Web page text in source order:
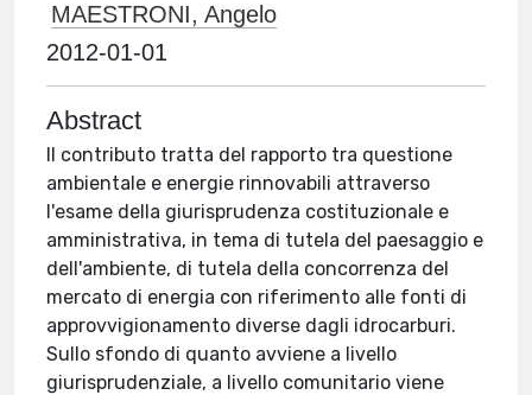
MAESTRONI, Angelo
2012-01-01
Abstract
Il contributo tratta del rapporto tra questione
ambientale e energie rinnovabili attraverso
l'esame della giurisprudenza costituzionale e
amministrativa, in tema di tutela del paesaggio e
dell'ambiente, di tutela della concorrenza del
mercato di energia con riferimento alle fonti di
approvvigionamento diverse dagli idrocarburi.
Sullo sfondo di quanto avviene a livello
giurisprudenziale, a livello comunitario viene